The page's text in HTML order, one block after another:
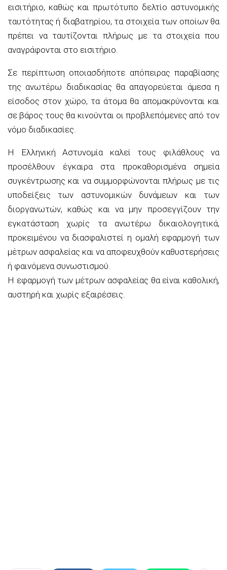
εισιτήριο, καθώς και πρωτότυπο δελτίο αστυνομικής
ταυτότητας ή διαβατηρίου, τα στοιχεία των οποίων θα
πρέπει να ταυτίζονται πλήρως με τα στοιχεία που
αναγράφονται στο εισιτήριο.
Σε περίπτωση οποιασδήποτε απόπειρας παραβίασης
της ανωτέρω διαδικασίας θα απαγορεύεται άμεσα η
είσοδος στον χώρο, τα άτομα θα απομακρύνονται και
σε βάρος τους θα κινούνται οι προβλεπόμενες από τον
νόμο διαδικασίες.
Η Ελληνική Αστυνομία καλεί τους φιλάθλους να
προσέλθουν έγκαιρα στα προκαθορισμένα σημεία
συγκέντρωσης και να συμμορφώνονται πλήρως με τις
υποδείξεις των αστυνομικών δυνάμεων και των
διοργανωτών, καθώς και να μην προσεγγίζουν την
εγκατάσταση χωρίς τα ανωτέρω δικαιολογητικά,
προκειμένου να διασφαλιστεί η ομαλή εφαρμογή των
μέτρων ασφαλείας και να αποφευχθούν καθυστερήσεις
ή φαινόμενα συνωστισμού.
Η εφαρμογή των μέτρων ασφαλείας θα είναι καθολική,
αυστηρή και χωρίς εξαιρέσεις.